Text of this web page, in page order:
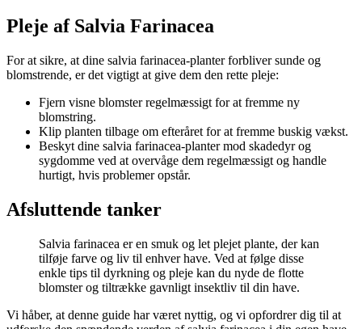
Pleje af Salvia Farinacea
For at sikre, at dine salvia farinacea-planter forbliver sunde og
blomstrende, er det vigtigt at give dem den rette pleje:
Fjern visne blomster regelmæssigt for at fremme ny
blomstring.
Klip planten tilbage om efteråret for at fremme buskig vækst.
Beskyt dine salvia farinacea-planter mod skadedyr og
sygdomme ved at overvåge dem regelmæssigt og handle
hurtigt, hvis problemer opstår.
Afsluttende tanker
Salvia farinacea er en smuk og let plejet plante, der kan
tilføje farve og liv til enhver have. Ved at følge disse
enkle tips til dyrkning og pleje kan du nyde de flotte
blomster og tiltrække gavnligt insektliv til din have.
Vi håber, at denne guide har været nyttig, og vi opfordrer dig til at